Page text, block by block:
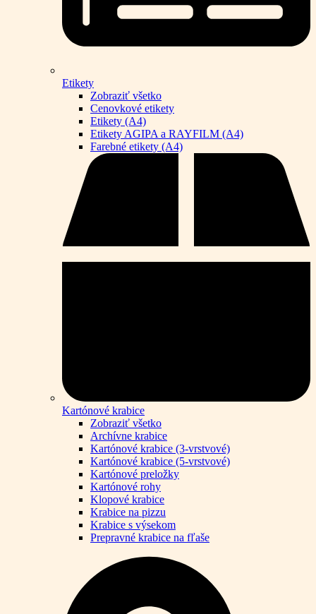
Etikety
Zobraziť všetko
Cenovkové etikety
Etikety (A4)
Etikety AGIPA a RAYFILM (A4)
Farebné etikety (A4)
Kartónové krabice
Zobraziť všetko
Archívne krabice
Kartónové krabice (3-vrstvové)
Kartónové krabice (5-vrstvové)
Kartónové preložky
Kartónové rohy
Klopové krabice
Krabice na pizzu
Krabice s výsekom
Prepravné krabice na fľaše